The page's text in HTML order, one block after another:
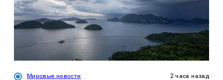
Мировые новости 2 часа назад